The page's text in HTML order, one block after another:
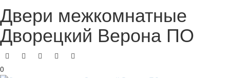
Двери межкомнатные
Дворецкий Верона ПО
0